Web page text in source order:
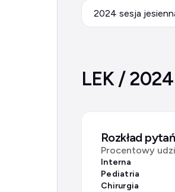
2024 sesja
LEK /
Rozkład
Procentowy
Interna
Pediatria
Chirurgia